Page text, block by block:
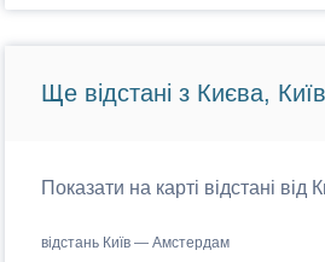
Ще відстані з Києва,
Показати на карті відстані
відстань Київ — Амстердам